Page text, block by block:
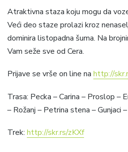
Atraktivna staza koju mogu da
Veći deo staze prolazi kroz
dominira listopadna šuma. Na
Vam seže sve od Cera.
Prijave se vrše on line na http://
Trasa: Pecka – Carina – Proslop –
– Rožanj – Petrina stena – Gunjaci
Trek: http://skr.rs/zKXf